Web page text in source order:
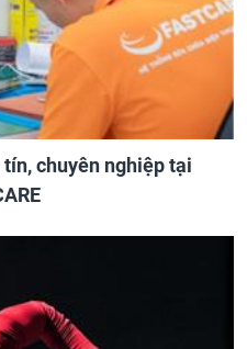
chuyên nghiệp tại